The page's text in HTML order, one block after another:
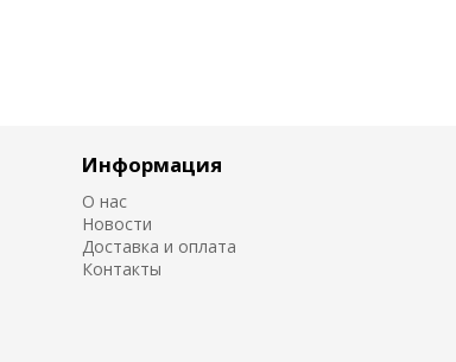
Информация
О нас
Новости
Доставка и оплата
Контакты